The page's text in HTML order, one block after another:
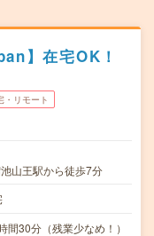
】在宅OK！
・リモート
山王駅から徒歩7分
30分（残業少なめ！）